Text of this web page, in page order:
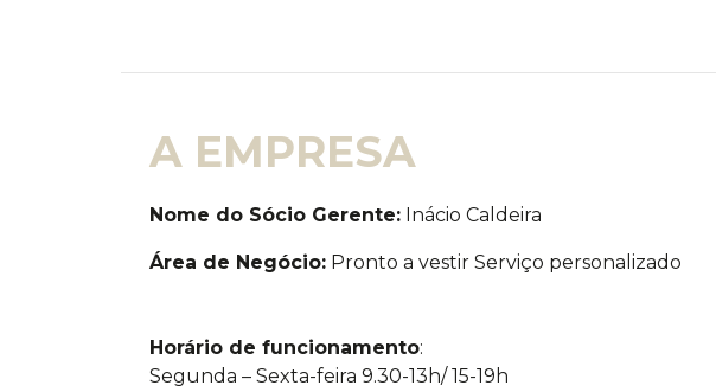
A EMPRESA
Nome do Sócio Gerente: Inácio Caldeira
Área de Negócio: Pronto a vestir Serviço personalizado
Horário de funcionamento:
Segunda – Sexta-feira 9.30-13h/ 15-19h